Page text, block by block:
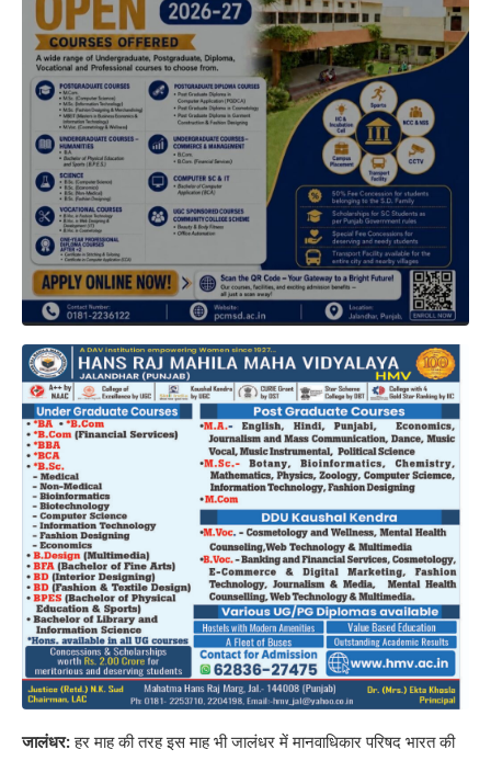
जालंधर:हर माह की तरह इस माह भी जालंधर में मानवाधिकार परिषद भारत की